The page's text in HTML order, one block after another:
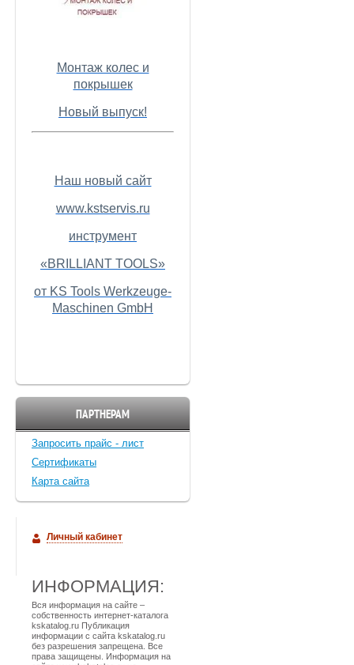
Монтаж колес и
покрышек
Новый выпуск!
Наш новый сайт
www.kstservis.ru
инструмент
«BRILLIANT TOOLS»
от KS Tools Werkzeuge-
Maschinen GmbH
ПАРТНЕРАМ
Запросить прайс - лист
Cертификаты
Карта сайта
Личный кабинет
ИНФОРМАЦИЯ:
Вся информация на сайте –
собственность интернет-каталога
kskatalog.ru Публикация
информации с сайта kskatalog.ru
без разрешения запрещена. Все
права защищены. Информация на